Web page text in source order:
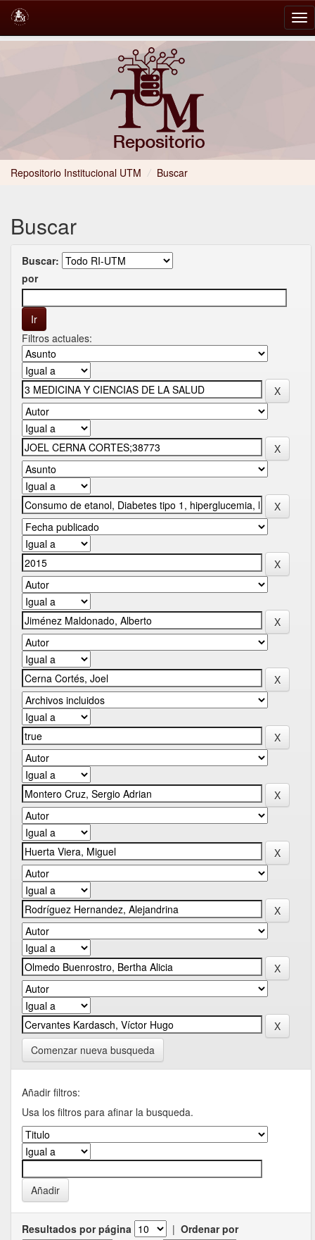
Repositorio Institucional UTM / Buscar
Buscar
Buscar:
por
Filtros actuales:
Comenzar nueva busqueda
Añadir filtros:
Usa los filtros para afinar la busqueda.
Resultados por página | Ordenar por